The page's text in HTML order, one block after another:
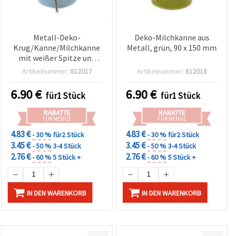
Metall-Deko-
Krug/Kanne/Milchkanne
mit weißer Spitze und
Kordel, blau, 90 x 150 mm,
rustikale Vintage-Vase im
Landhausstil für
Innenbereich,
Trockenblumen und
Wohn-Deko
Artikelnummer: 812017
6.90€ für1 Stück
RABATTE
FÜR MENGE
4.83 €- 30 %für2 Stück
3.45 €- 50 %3-4 Stück
2.76 €- 60 %5 Stück +
IN DEN WARENKORB
Deko-Milchkanne aus
Metall, grün, 90 x 150 mm
Artikelnummer: 812018
6.90€ für1 Stück
RABATTE
FÜR MENGE
4.83 €- 30 %für2 Stück
3.45 €- 50 %3-4 Stück
2.76 €- 60 %5 Stück +
IN DEN WARENKORB